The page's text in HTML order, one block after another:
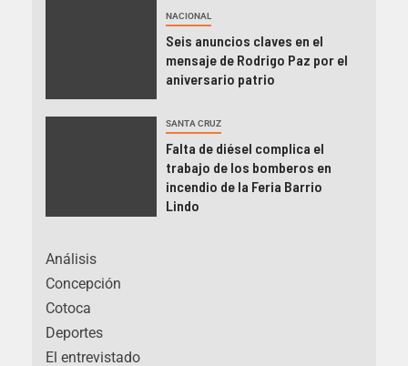
NACIONAL
Seis anuncios claves en el
mensaje de Rodrigo Paz por el
aniversario patrio
SANTA CRUZ
Falta de diésel complica el
trabajo de los bomberos en
incendio de la Feria Barrio
Lindo
Análisis
Concepción
Cotoca
Deportes
El entrevistado